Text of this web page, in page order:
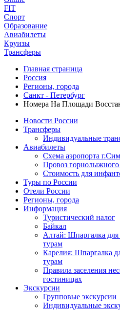
FIT
Спорт
Образование
Авиабилеты
Круизы
Трансферы
Главная страница
Россия
Регионы, города
Санкт - Петербург
Номера На Площади
Новости России
Трансферы
Индивидуальные
Авиабилеты
Схема аэропорта
Провоз горнолыжного
Стоимость для
Туры по России
Отели России
Регионы, города
Информация
Туристический налог
Байкал
Алтай: Шпаргалка
турам
Карелия: Шпаргалка
турам
Правила заселения
гостиницах
Экскурсии
Групповые экскурсии
Индивидуальные